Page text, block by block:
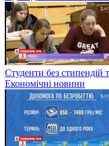
Студенти без стипендій
Економічні новини